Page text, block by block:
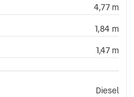
4,77 m
1,84 m
1,47 m
Diesel